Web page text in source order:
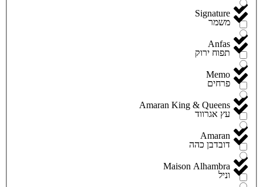
Signature
Anfas
Memo
Amaran King & Queens
Amaran
Maison Alhambra
משמר
תפוח ירוק
פרחים
עץ אגרווד
דובדבן כהה
וניל